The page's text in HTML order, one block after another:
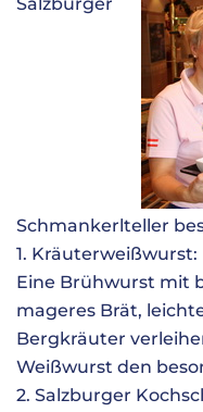
Salzburger
Schmankerlteller
1. Kräuterweißwurst:
Eine Brühwurst mit
mageres Brät,
Bergkräuter
Weißwurst den
2. Salzburger